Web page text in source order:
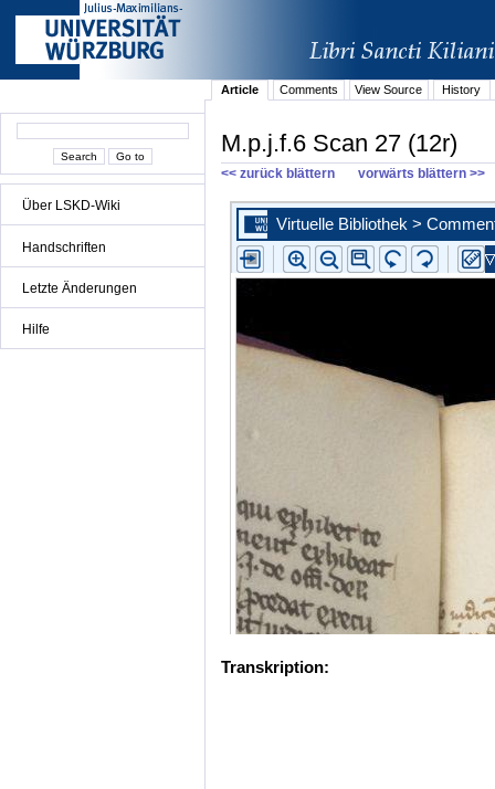
Über LSKD-Wiki
Handschriften
Letzte Änderungen
Hilfe
Article Comments View Source History
M.p.j.f.6 Scan 27 (12r)
<< zurück blättern vorwärts blättern >>
Transkription: